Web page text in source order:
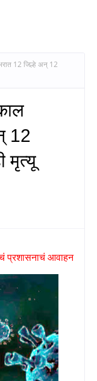
12 जिल्हे अन् 12
12
मृत्यू
प्रशासनाचं आवाहन